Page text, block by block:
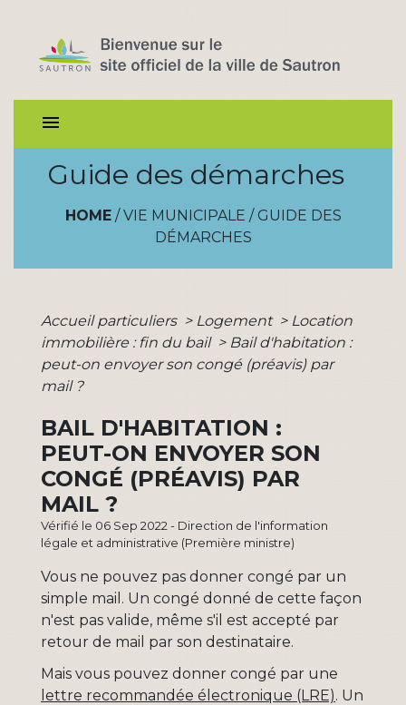
menu
Guide des démarches
HOME/ VIE MUNICIPALE / GUIDE DES
DÉMARCHES
Accueil particuliers > Logement > Location
immobilière : fin du bail > Bail d'habitation :
peut-on envoyer son congé (préavis) par
mail ?
BAIL D'HABITATION :
PEUT-ON ENVOYER SON
CONGÉ (PRÉAVIS) PAR
MAIL ?
Vérifié le 06 Sep 2022 - Direction de l'information
légale et administrative (Première ministre)
Vous ne pouvez pas donner congé par un
simple mail. Un congé donné de cette façon
n'est pas valide, même s'il est accepté par
retour de mail par son destinataire.
Mais vous pouvez donner congé par une
lettre recommandée électronique (LRE). Un